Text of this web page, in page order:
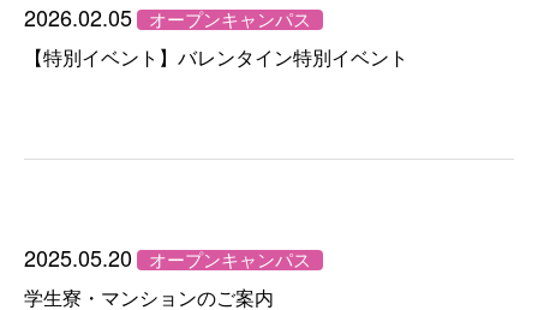
2026.02.05
オープンキャンパス
【特別イベント】バレンタイン特別イベント
2025.05.20
オープンキャンパス
学生寮・マンションのご案内